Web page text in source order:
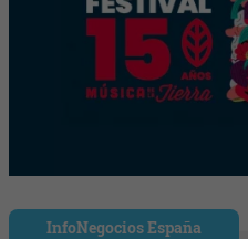
InfoNegocios España